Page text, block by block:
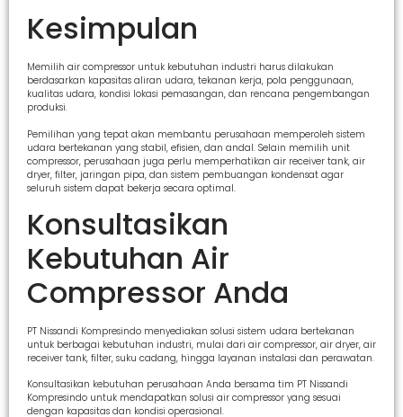
Kesimpulan
Memilih air compressor untuk kebutuhan industri harus dilakukan
berdasarkan kapasitas aliran udara, tekanan kerja, pola penggunaan,
kualitas udara, kondisi lokasi pemasangan, dan rencana pengembangan
produksi.
Pemilihan yang tepat akan membantu perusahaan memperoleh sistem
udara bertekanan yang stabil, efisien, dan andal. Selain memilih unit
compressor, perusahaan juga perlu memperhatikan air receiver tank, air
dryer, filter, jaringan pipa, dan sistem pembuangan kondensat agar
seluruh sistem dapat bekerja secara optimal.
Konsultasikan
Kebutuhan Air
Compressor Anda
PT Nissandi Kompresindo menyediakan solusi sistem udara bertekanan
untuk berbagai kebutuhan industri, mulai dari air compressor, air dryer, air
receiver tank, filter, suku cadang, hingga layanan instalasi dan perawatan.
Konsultasikan kebutuhan perusahaan Anda bersama tim PT Nissandi
Kompresindo untuk mendapatkan solusi air compressor yang sesuai
dengan kapasitas dan kondisi operasional.